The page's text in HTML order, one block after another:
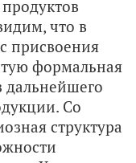
что в
присвоения
формальная
дальнейшего
Со
структура